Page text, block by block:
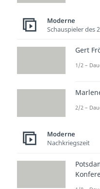
seine
Bosnier
am28.
seine
Moderne
Schauspieler des
Gert
1/2 –
2/2 –
Moderne
Nachkriegszeit